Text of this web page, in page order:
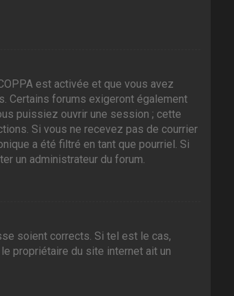
est activée et que vous avez
Certains forums exigeront également
puissiez ouvrir une session ; cette
Si vous ne recevez pas de courrier
a été filtré en tant que pourriel. Si
un administrateur du forum.
soient corrects. Si tel est le cas,
propriétaire du site internet ait un